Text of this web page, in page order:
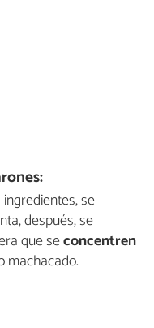
se
después, se
que seconcentren
machacado.